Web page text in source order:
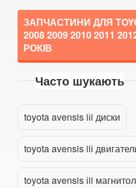
Avensis II (T250)
Avensis III (T270)
Aygo I (AB10)
Aygo II (AB40)
Celica VII (ZZT230)
Corolla X (E14, E15)
Прикріпити файл
ЗАПЧАСТИНИ ДЛЯ
2008 2009 2010 2011
РОКІВ
Часто шукають
toyota avensis iіi диски
toyota avensis iiі
toyota avensis іii